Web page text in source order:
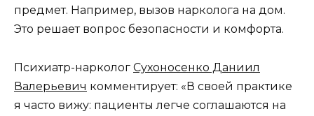
предмет. Например, вызов нарколога на дом.
Это решает вопрос безопасности и комфорта.
Психиатр-нарколог Сухоносенко Даниил
Валерьевич комментирует: «В своей практике
я часто вижу: пациенты легче соглашаются на